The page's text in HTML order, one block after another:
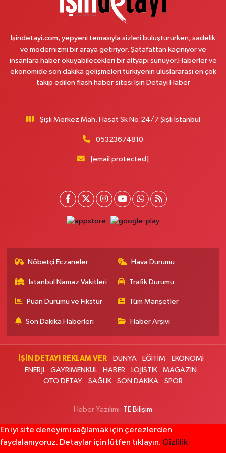
Çemberlitaş Eczanesi
Binbirdirek Mahallesi Peykane Caddesi 25 A
0 (212) 590 90 09 Yol Tarifi Al
Naciye Eczanesi
Esentepe Mahallesi 2388. Sokak 8 A 38 NOLU ASM YANI - ESENTEPE
MERKEZ CAMİNİN ORDAKİ GÜVEN KASABIN KARŞI SOKAĞINDA
Mehmet Nesih Özmen Mahallesi Zeki Sokak No:28 A MEVLANA FIRININ
Burak Eczanesi
Cevizlik Mahallesi Kırmızı Şebboy Sokak 15 A UZMANLAR TIP MERKEZİ
Nida Eczanesi
PAZAR PAZARI YANI
0 (212) 924 49 68 Yol Tarifi Al
Lotus Eczanesi
İnönü Mahallesi Halkalı Caddesi 206E AVRUPA KONUTLARI ATAKENT 4
SİTESİ ALTI
0 (212) 999 94 72 Yol Tarifi Al
Ali Emre Eczanesi
İşindetayi.com, yepyeni temasıyla sizleri buluştururken, sadelik
ve modernizmi bir araya getiriyor. Şatafattan kaçınıyor ve
insanlara haber okuyabilecekleri bir altyapı sunuyor.Haberler ve
ekonomide son dakika gelişmeleri türkiyenin uluslararası en çok
takip edilen flash haber sitesi İşin Detayı Haber
Şişli Merkez Mah. Hasat Sk No:24/7 Şişli İstanbul
05323674810
[email protected]
Nöbetçi Eczaneler Hava Durumu
İstanbul Namaz Vakitleri Trafik Durumu
Puan Durumu ve Fikstür Tüm Manşetler
Son Dakika Haberleri Haber Arşivi
İŞİN DETAYI REKLAM VER DÜNYA EĞİTİM
EKONOMİ
ENERJİ
GAYRİMENKUL HABER LOJİSTİK
MAGAZİN
OTO DETAY
SAĞLIK SON DAKİKA SPOR
Haber Yazılımı: TE Bilişim
En iyi site deneyimi sağlamak için çerezlerden
faydalanıyoruz. Detaylar için lütfen tıklayın. Gizlilik